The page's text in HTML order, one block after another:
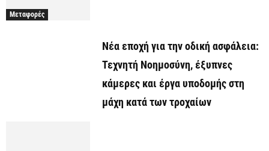
Μεταφορές
Νέα εποχή για την οδική ασφάλεια:
Τεχνητή Νοημοσύνη, έξυπνες
κάμερες και έργα υποδομής στη
μάχη κατά των τροχαίων